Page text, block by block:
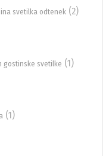
svetilka odtenek (2)
gostinske svetilke (1)
(1)